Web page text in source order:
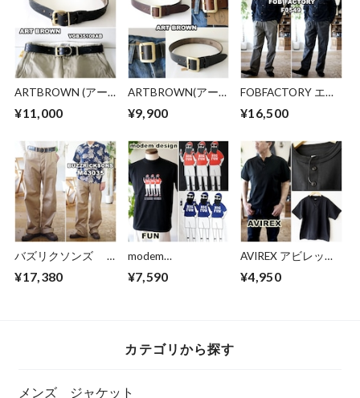
ARTBROWN (アー
ズ レザーベルト
35mm幅 クロムエク
セル アメリカホー
ウィン社
¥11,000
ARTBROWN(アー
ズ レザーベルト
40mm幅ギャリソン
ベルト クロムエク
セル
¥9,900
FOBFACTORY エフ
ー [0549] ストレッ
パンツ ストレッチ
（伸縮）ウエストゴ
ム式
¥16,500
バズリクソンズ
BUZZ RICKSON
東洋エンタープライ
¥17,380
modem
design/FUN(モデム
デザイン/ファン) 半
¥7,590
AVIREX アビレック
ス ヘンリーネック
半袖Tシャツ 783-
¥4,950
カテゴリから探す
メンズ ジャケット